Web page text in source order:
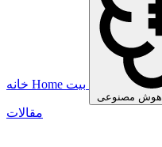
Home
هوش مصنوعی
مقالات